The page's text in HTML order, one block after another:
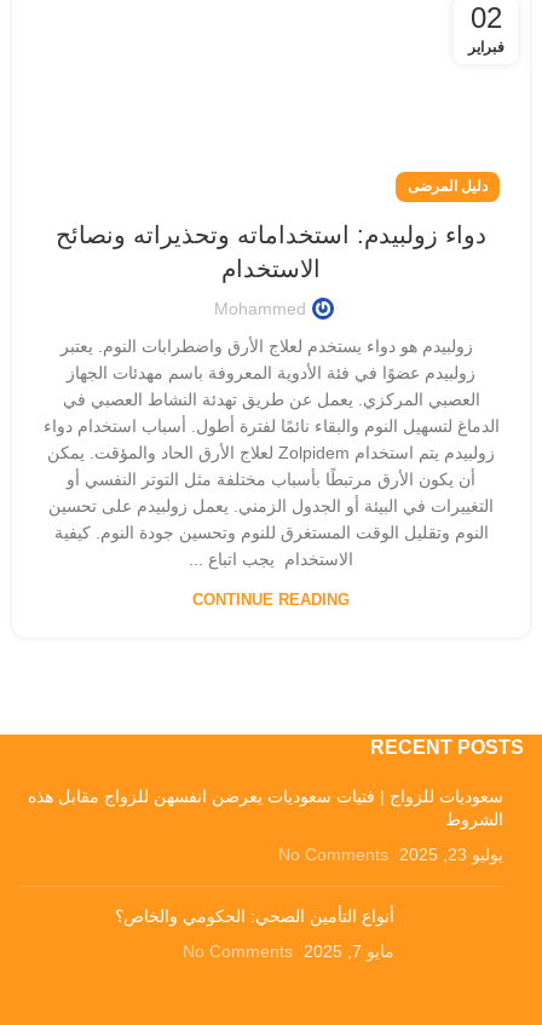
02
فبراير
دليل المرضى
دواء زولبيدم: استخداماته وتحذيراته ونصائح
الاستخدام
Mohammed
زولبيدم هو دواء يستخدم لعلاج الأرق واضطرابات النوم. يعتبر
زولبيدم عضوًا في فئة الأدوية المعروفة باسم مهدئات الجهاز
العصبي المركزي. يعمل عن طريق تهدئة النشاط العصبي في
الدماغ لتسهيل النوم والبقاء نائمًا لفترة أطول. أسباب استخدام دواء
زولبيدم يتم استخدام Zolpidem لعلاج الأرق الحاد والمؤقت. يمكن
أن يكون الأرق مرتبطًا بأسباب مختلفة مثل التوتر النفسي أو
التغييرات في البيئة أو الجدول الزمني. يعمل زولبيدم على تحسين
النوم وتقليل الوقت المستغرق للنوم وتحسين جودة النوم. كيفية
الاستخدام يجب اتباع ...
CONTINUE READING
RECENT POSTS
سعوديات للزواج | فتيات سعوديات يعرضن انفسهن للزواج مقابل هذه
الشروط
يوليو 23, 2025
No Comments
أنواع التأمين الصحي: الحكومي والخاص؟
مايو 7, 2025
No Comments